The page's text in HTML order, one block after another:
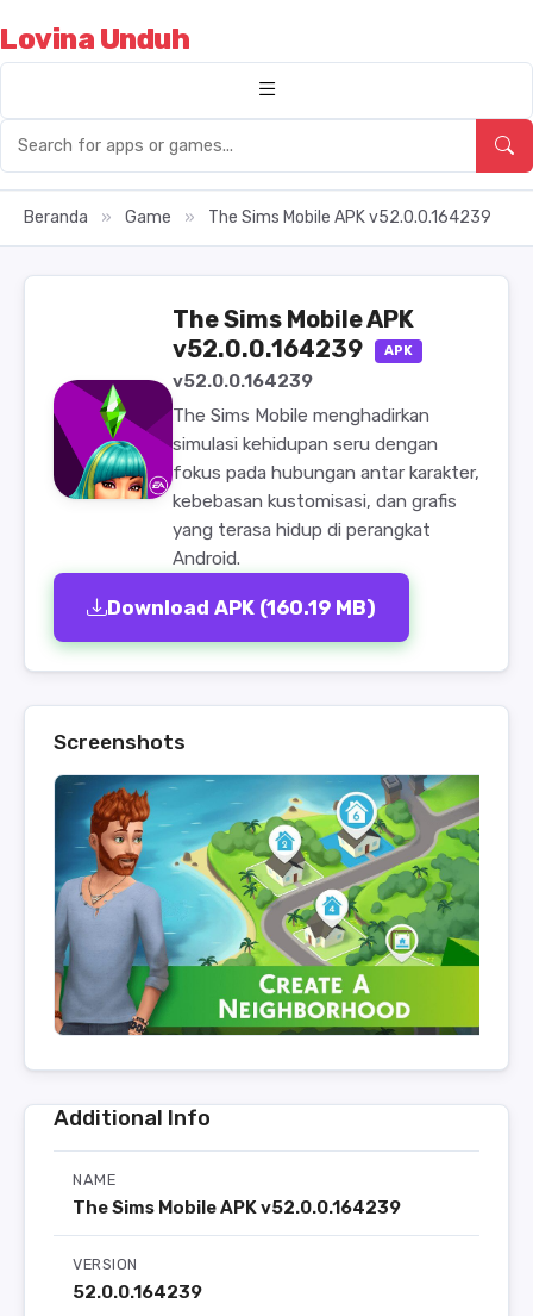
Lovina Unduh
Beranda » Game » The Sims Mobile APK v52.0.0.164239
The Sims Mobile APK
v52.0.0.164239
APK
v52.0.0.164239
The Sims Mobile menghadirkan
simulasi kehidupan seru dengan
fokus pada hubungan antar karakter,
kebebasan kustomisasi, dan grafis
yang terasa hidup di perangkat
Android.
Download APK (160.19 MB)
Screenshots
Additional Info
NAME
The Sims Mobile APK v52.0.0.164239
VERSION
52.0.0.164239